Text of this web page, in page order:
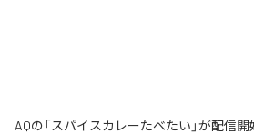
AQの「スパイスカレーたべたい」が配信